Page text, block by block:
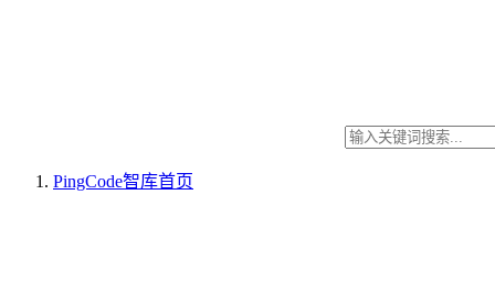
PingCode智库首页